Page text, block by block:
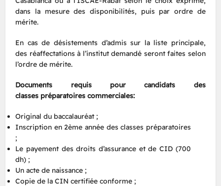
dans la mesure des disponibilités, puis par ordre de
mérite.
En cas de désistements d’admis sur la liste principale,
des réaffectations à l’institut demandé seront faites selon
l’ordre de mérite.
Documents requis pour candidats des
classes préparatoires commerciales:
Original du baccalauréat ;
Inscription en 2ème année des classes préparatoires
;
Le payement des droits d’assurance et de CID (700
dh) ;
Un acte de naissance ;
Copie de la CIN certifiée conforme ;